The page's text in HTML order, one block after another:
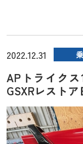
2022.12.31
APトライク
GSXRレスト